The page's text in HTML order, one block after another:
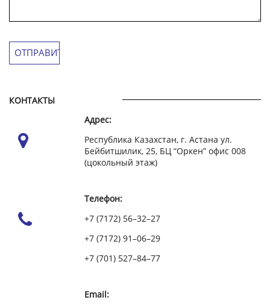
КОНТАКТЫ
Адрес:
Республика Казахстан, г. Астана ул.
Бейбитшилик, 25, БЦ “Оркен” офис 008
(цокольный этаж)
Телефон:
+7 (7172) 56–32–27
+7 (7172) 91–06–29
+7 (701) 527–84–77
Email: